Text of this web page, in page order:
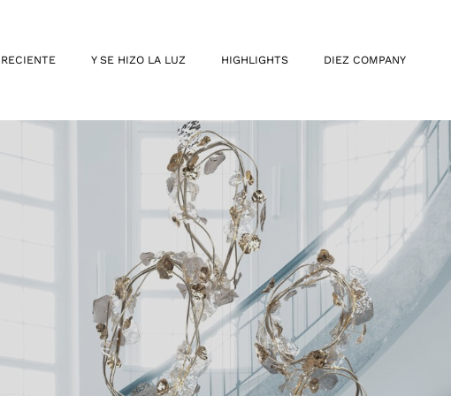
Y SE HIZO LA LUZ HIGHLIGHTS DIEZ COMPANY